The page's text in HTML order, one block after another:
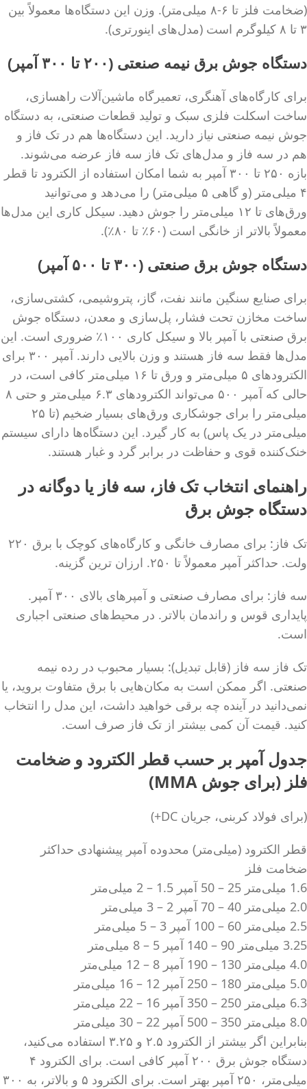
(ضخامت فلز تا ۶-۸ میلی‌متر). وزن این دستگاه‌ها معمولاً بین
۳ تا ۸ کیلوگرم است (مدل‌های اینورتری).
دستگاه جوش برق نیمه صنعتی (۲۰۰ تا ۳۰۰ آمپر)
برای کارگاه‌های آهنگری، تعمیرگاه ماشین‌آلات راهسازی،
ساخت اسکلت فلزی سبک و تولید قطعات صنعتی، به دستگاه
جوش نیمه صنعتی نیاز دارید. این دستگاه‌ها هم در تک فاز و
هم در سه فاز و مدل‌های تک فاز سه فاز عرضه می‌شوند.
بازه ۲۵۰ تا ۳۰۰ آمپر به شما امکان استفاده از الکترود تا قطر
۴ میلی‌متر (و گاهی ۵ میلی‌متر) را می‌دهد و می‌توانید
ورق‌های تا ۱۲ میلی‌متر را جوش دهید. سیکل کاری این مدل‌ها
معمولاً بالاتر از خانگی است (۶۰٪ تا ۸۰٪).
دستگاه جوش برق صنعتی (۳۰۰ تا ۵۰۰ آمپر)
برای صنایع سنگین مانند نفت، گاز، پتروشیمی، کشتی‌سازی،
ساخت مخازن تحت فشار، پل‌سازی و معدن، دستگاه جوش
برق صنعتی با آمپر بالا و سیکل کاری ۱۰۰٪ ضروری است. این
مدل‌ها فقط سه فاز هستند و وزن بالایی دارند. آمپر ۳۰۰ برای
الکترودهای ۵ میلی‌متر و ورق تا ۱۶ میلی‌متر کافی است، در
حالی که آمپر ۵۰۰ می‌تواند الکترودهای ۶.۳ میلی‌متر و حتی ۸
میلی‌متر را برای جوشکاری ورق‌های بسیار ضخیم (تا ۲۵
میلی‌متر در یک پاس) به کار گیرد. این دستگاه‌ها دارای سیستم
خنک‌کننده قوی و حفاظت در برابر گرد و غبار هستند.
راهنمای انتخاب تک فاز، سه فاز یا دوگانه در
دستگاه جوش برق
تک فاز: برای مصارف خانگی و کارگاه‌های کوچک با برق ۲۲۰
ولت. حداکثر آمپر معمولاً تا ۲۵۰. ارزان ترین گزینه.
سه فاز: برای مصارف صنعتی و آمپرهای بالای ۳۰۰ آمپر.
پایداری قوس و راندمان بالاتر. در محیط‌های صنعتی اجباری
است.
تک فاز سه فاز (قابل تبدیل): بسیار محبوب در رده نیمه
صنعتی. اگر ممکن است به مکان‌هایی با برق متفاوت بروید، یا
نمی‌دانید در آینده چه برقی خواهید داشت، این مدل را انتخاب
کنید. قیمت آن کمی بیشتر از تک فاز صرف است.
جدول آمپر بر حسب قطر الکترود و ضخامت
فلز (برای جوش MMA)
(برای فولاد کربنی، جریان DC+)
قطر الکترود (میلی‌متر) محدوده آمپر پیشنهادی حداکثر
ضخامت فلز
1.6 میلی‌متر 25 – 50 آمپر 1.5 – 2 میلی‌متر
2.0 میلی‌متر 40 – 70 آمپر 2 – 3 میلی‌متر
2.5 میلی‌متر 60 – 100 آمپر 3 – 5 میلی‌متر
3.25 میلی‌متر 90 – 140 آمپر 5 – 8 میلی‌متر
4.0 میلی‌متر 130 – 190 آمپر 8 – 12 میلی‌متر
5.0 میلی‌متر 180 – 250 آمپر 12 – 16 میلی‌متر
6.3 میلی‌متر 250 – 350 آمپر 16 – 22 میلی‌متر
8.0 میلی‌متر 350 – 500 آمپر 22 – 30 میلی‌متر
بنابراین اگر بیشتر از الکترود ۲.۵ و ۳.۲۵ استفاده می‌کنید،
دستگاه جوش برق ۲۰۰ آمپر کافی است. برای الکترود ۴
میلی‌متر، ۲۵۰ آمپر بهتر است. برای الکترود ۵ و بالاتر، به ۳۰۰